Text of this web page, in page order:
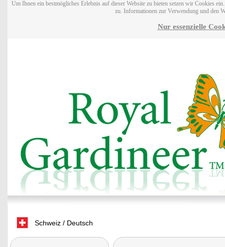
Um Ihnen ein bestmögliches Erlebnis auf dieser Website zu bieten setzen wir Cookies
zu. Informationen zur Verwendung und den
Nur essenzielle
Schweiz / Deutsch